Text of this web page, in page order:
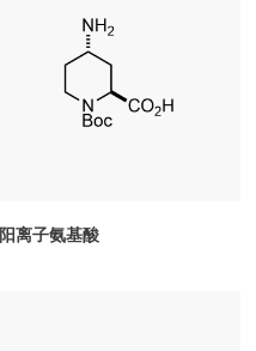
阳离子氨基酸